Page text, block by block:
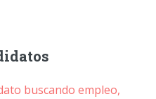
buscando empleo,